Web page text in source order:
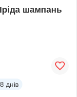
шампань
днів